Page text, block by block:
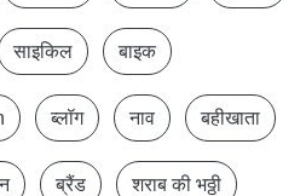
साइकिल बाइक
ब्लॉग नाव बहीखाता
ब्रैंड शराब की भठ्ठी